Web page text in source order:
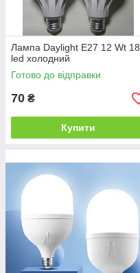
Лампа Daylight E27 12 Wt 18
led холодний
Готово до відправки
70 ₴
Купити